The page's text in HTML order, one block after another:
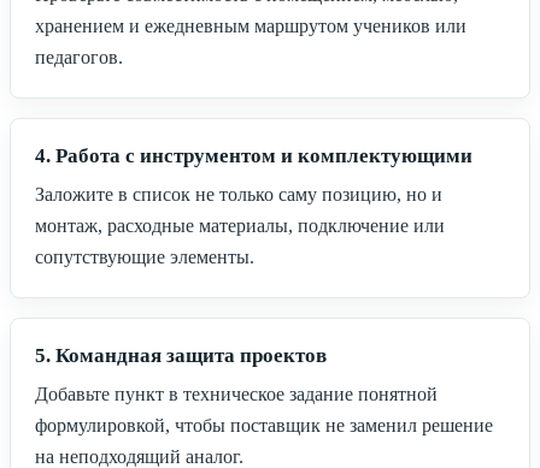
хранением и ежедневным маршрутом учеников или
педагогов.
4. Работа с инструментом и комплектующими
Заложите в список не только саму позицию, но и
монтаж, расходные материалы, подключение или
сопутствующие элементы.
5. Командная защита проектов
Добавьте пункт в техническое задание понятной
формулировкой, чтобы поставщик не заменил решение
на неподходящий аналог.